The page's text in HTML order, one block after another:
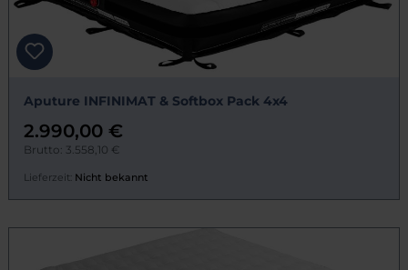
Aputure INFINIMAT & Softbox Pack 4x4
2.990,00 €
Brutto: 3.558,10 €
Lieferzeit: Nicht bekannt